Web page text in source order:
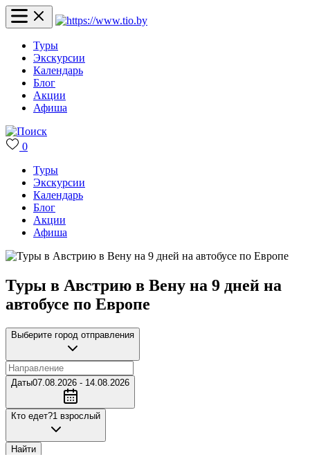
Туры
Экскурсии
Календарь
Блог
Акции
Афиша
0
Туры
Экскурсии
Календарь
Блог
Акции
Афиша
Туры в Австрию в Вену на 9 дней на
автобусе по Европе
Выберите город отправления
Даты07.08.2026 - 14.08.2026
Кто едет?1 взрослый
Найти